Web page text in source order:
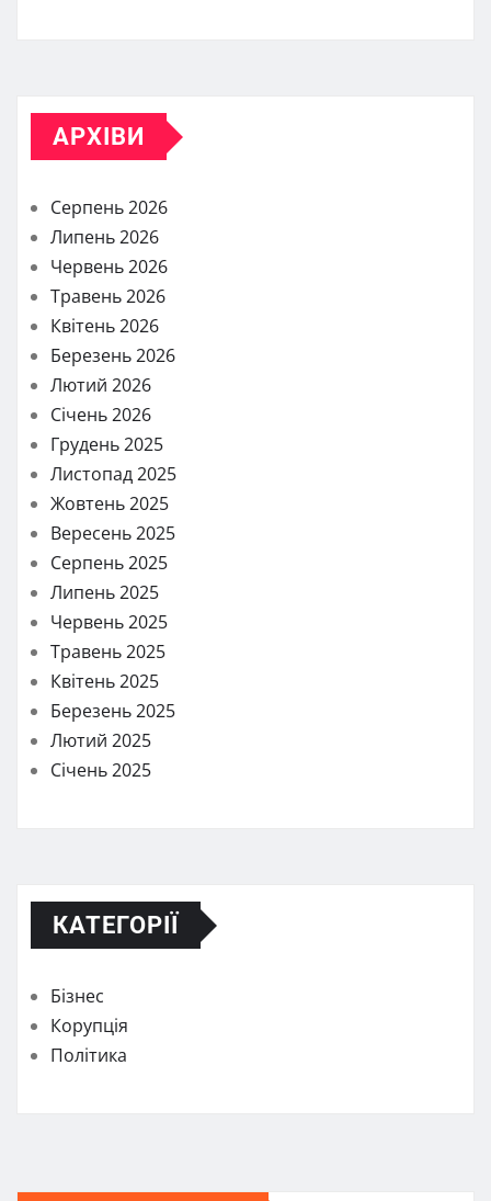
АРХІВИ
Серпень 2026
Липень 2026
Червень 2026
Травень 2026
Квітень 2026
Березень 2026
Лютий 2026
Січень 2026
Грудень 2025
Листопад 2025
Жовтень 2025
Вересень 2025
Серпень 2025
Липень 2025
Червень 2025
Травень 2025
Квітень 2025
Березень 2025
Лютий 2025
Січень 2025
КАТЕГОРІЇ
Бізнес
Корупція
Політика